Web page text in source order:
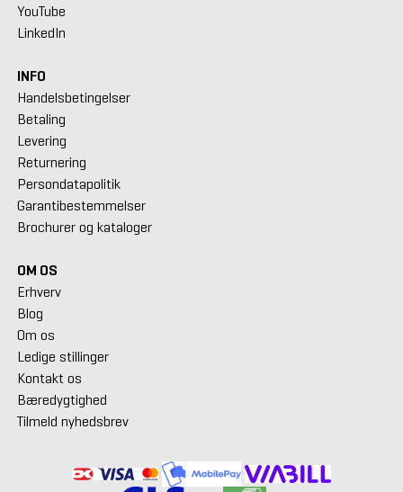
YouTube
LinkedIn
INFO
Handelsbetingelser
Betaling
Levering
Returnering
Persondatapolitik
Garantibestemmelser
Brochurer og kataloger
OM OS
Erhverv
Blog
Om os
Ledige stillinger
Kontakt os
Bæredygtighed
Tilmeld nyhedsbrev